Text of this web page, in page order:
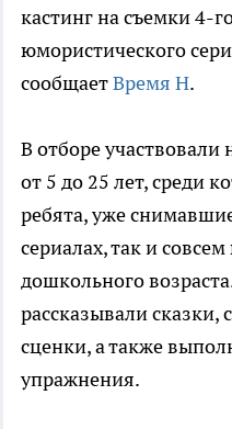
кастинг на съемки 4-
юмористического
сообщаетВремя Н.
В отборе
от 5 до 25 лет, среди
ребята, уже
сериалах, так и
дошкольного
рассказывали сказки,
сценки, а также
упражнения.